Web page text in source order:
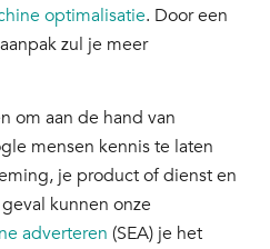
optimalisatie. Door een
zul je meer
om aan de hand van
mensen kennis te laten
je product of dienst en
kunnen onze
adverteren (SEA) je het